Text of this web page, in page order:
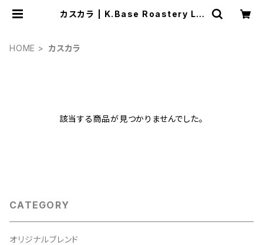
カスカラ | K.Base Roastery La
HOME カスカラ
該当する商品が見つかりませんでした。
CATEGORY
オリジナルブレンド